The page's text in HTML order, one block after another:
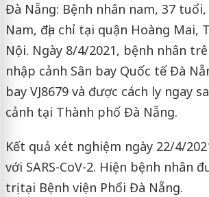
Đà Nẵng: Bệnh nhân nam, 37
Nam, địa chỉ tại quận Hoàng Mai,
Nội. Ngày 8/4/2021, bệnh nhân
nhập cảnh Sân bay Quốc tế Đà
bay VJ8679 và được cách ly ngay
cảnh tại Thành phố Đà Nẵng.
Kết quả xét nghiệm ngày 22/4/
với SARS-CoV-2. Hiện bệnh nhân
trị tại Bệnh viện Phổi Đà Nẵng.